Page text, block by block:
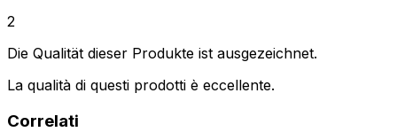
2
Die Qualität dieser Produkte ist ausgezeichnet.
La qualità di questi prodotti è eccellente.
Correlati